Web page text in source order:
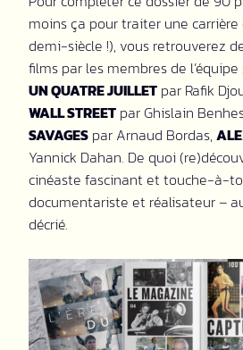
moins ça pour traiter une carrière
demi-siècle !), vous retrouverez
films par les membres de l’équipe :
UN QUATRE JUILLET par Rafik
WALL STREET par Ghislain
SAVAGES par Arnaud Bordas,
Yannick Dahan. De quoi
cinéaste fascinant et touche-à-
documentariste et réalisateur –
décrié.